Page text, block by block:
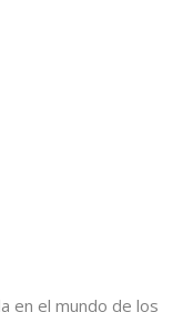
en el mundo de los